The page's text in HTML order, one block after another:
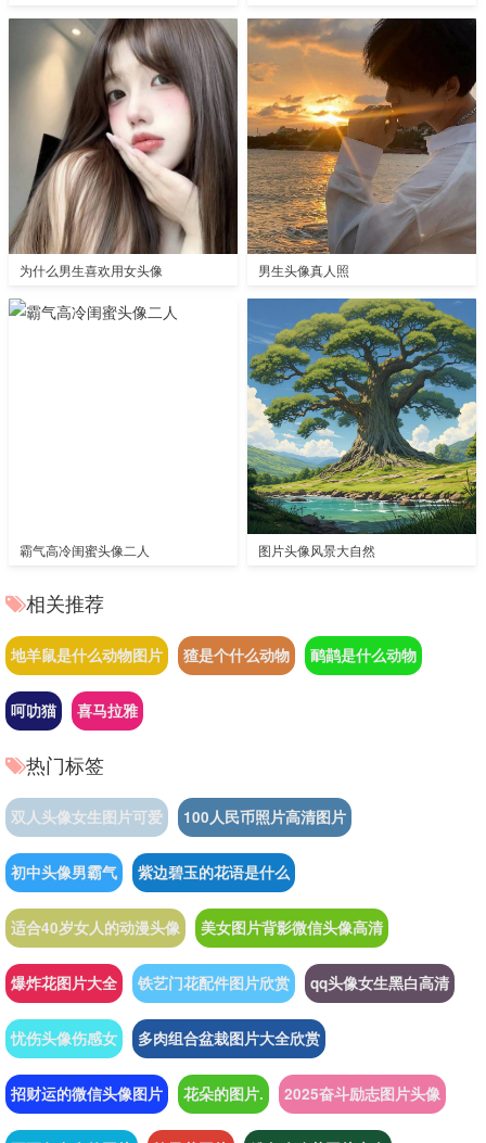
为什么男生喜欢用女头像 男生头像真人照
霸气高冷闺蜜头像二人 图片头像风景大自然
相关推荐
地羊鼠是什么动物图片 猹是个什么动物 鸸鹋是什么动物
呵叻猫 喜马拉雅
热门标签
双人头像女生图片可爱 100人民币照片高清图片
初中头像男霸气 紫边碧玉的花语是什么
适合40岁女人的动漫头像 美女图片背影微信头像高清
爆炸花图片大全 铁艺门花配件图片欣赏 qq头像女生黑白高清
忧伤头像伤感女 多肉组合盆栽图片大全欣赏
招财运的微信头像图片 花朵的图片. 2025奋斗励志图片头像